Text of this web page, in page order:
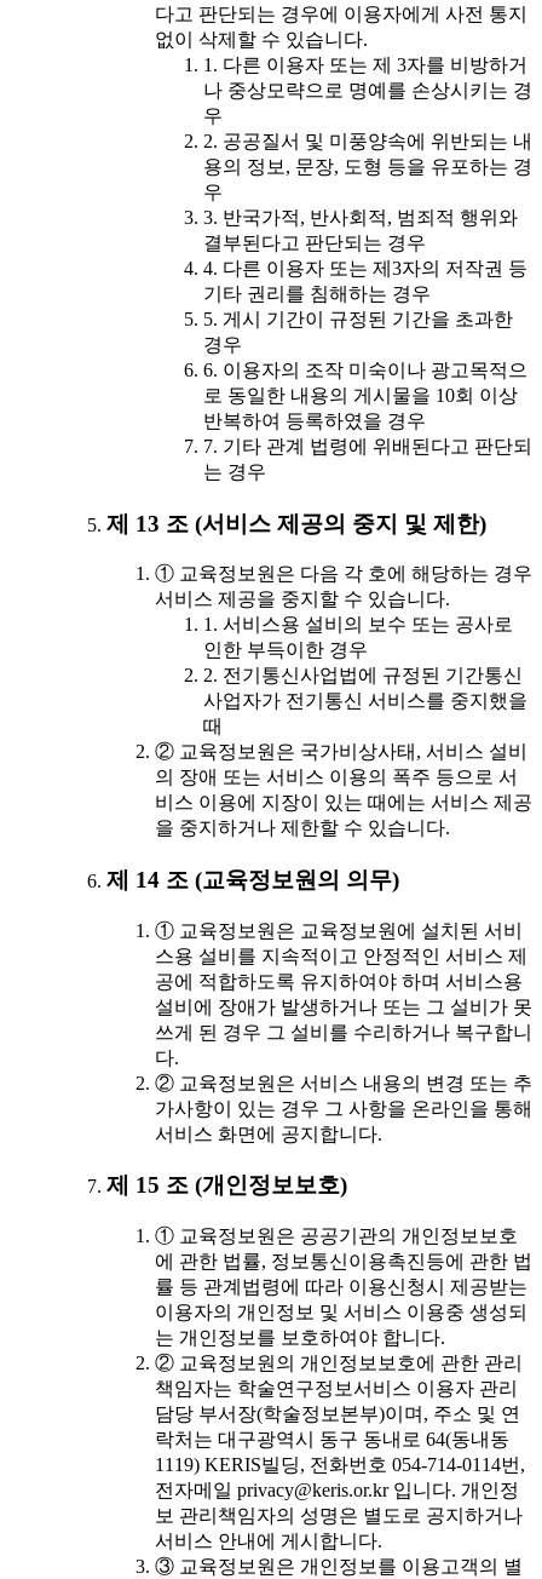
다고 판단되는 경우에 이용자에게 사전 통지
없이 삭제할 수 있습니다.
1. 다른 이용자 또는 제 3자를 비방하거
나 중상모략으로 명예를 손상시키는 경
우
2. 공공질서 및 미풍양속에 위반되는 내
용의 정보, 문장, 도형 등을 유포하는 경
우
3. 반국가적, 반사회적, 범죄적 행위와
결부된다고 판단되는 경우
4. 다른 이용자 또는 제3자의 저작권 등
기타 권리를 침해하는 경우
5. 게시 기간이 규정된 기간을 초과한
경우
6. 이용자의 조작 미숙이나 광고목적으
로 동일한 내용의 게시물을 10회 이상
반복하여 등록하였을 경우
7. 기타 관계 법령에 위배된다고 판단되
는 경우
제 13 조 (서비스 제공의 중지 및 제한)
① 교육정보원은 다음 각 호에 해당하는 경우
서비스 제공을 중지할 수 있습니다.
1. 서비스용 설비의 보수 또는 공사로
인한 부득이한 경우
2. 전기통신사업법에 규정된 기간통신
사업자가 전기통신 서비스를 중지했을
때
② 교육정보원은 국가비상사태, 서비스 설비
의 장애 또는 서비스 이용의 폭주 등으로 서
비스 이용에 지장이 있는 때에는 서비스 제공
을 중지하거나 제한할 수 있습니다.
제 14 조 (교육정보원의 의무)
① 교육정보원은 교육정보원에 설치된 서비
스용 설비를 지속적이고 안정적인 서비스 제
공에 적합하도록 유지하여야 하며 서비스용
설비에 장애가 발생하거나 또는 그 설비가 못
쓰게 된 경우 그 설비를 수리하거나 복구합니
다.
② 교육정보원은 서비스 내용의 변경 또는 추
가사항이 있는 경우 그 사항을 온라인을 통해
서비스 화면에 공지합니다.
제 15 조 (개인정보보호)
① 교육정보원은 공공기관의 개인정보보호
에 관한 법률, 정보통신이용촉진등에 관한 법
률 등 관계법령에 따라 이용신청시 제공받는
이용자의 개인정보 및 서비스 이용중 생성되
는 개인정보를 보호하여야 합니다.
② 교육정보원의 개인정보보호에 관한 관리
책임자는 학술연구정보서비스 이용자 관리
담당 부서장(학술정보본부)이며, 주소 및 연
락처는 대구광역시 동구 동내로 64(동내동
1119) KERIS빌딩, 전화번호 054-714-0114번,
전자메일 privacy@keris.or.kr 입니다. 개인정
보 관리책임자의 성명은 별도로 공지하거나
서비스 안내에 게시합니다.
③ 교육정보원은 개인정보를 이용고객의 별